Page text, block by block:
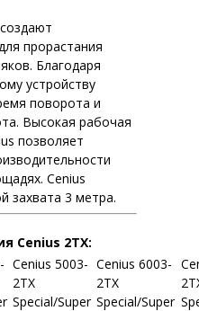
прорастания
Благодаря
устройству
поворота и
Высокая рабочая
позволяет
Cenius
захвата 3 метра.
Cenius 2TX:
Cenius 5003-
2TX
Special/Super
Cenius 6003-
2TX
Special/Super